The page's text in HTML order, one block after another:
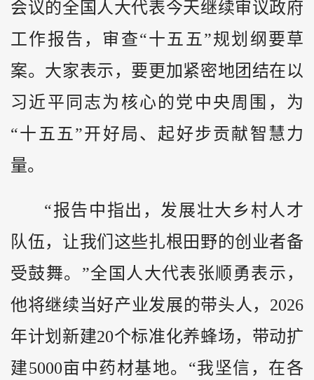
会议的全国人大代表今天继续审议政府
工作报告，审查“十五五”规划纲要草
案。大家表示，要更加紧密地团结在以
习近平同志为核心的党中央周围，为
“十五五”开好局、起好步贡献智慧力
量。
“报告中指出，发展壮大乡村人才
队伍，让我们这些扎根田野的创业者备
受鼓舞。”全国人大代表张顺勇表示，
他将继续当好产业发展的带头人，2026
年计划新建20个标准化养蜂场，带动扩
建5000亩中药材基地。“我坚信，在各